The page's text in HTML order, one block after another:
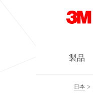
製品
日本